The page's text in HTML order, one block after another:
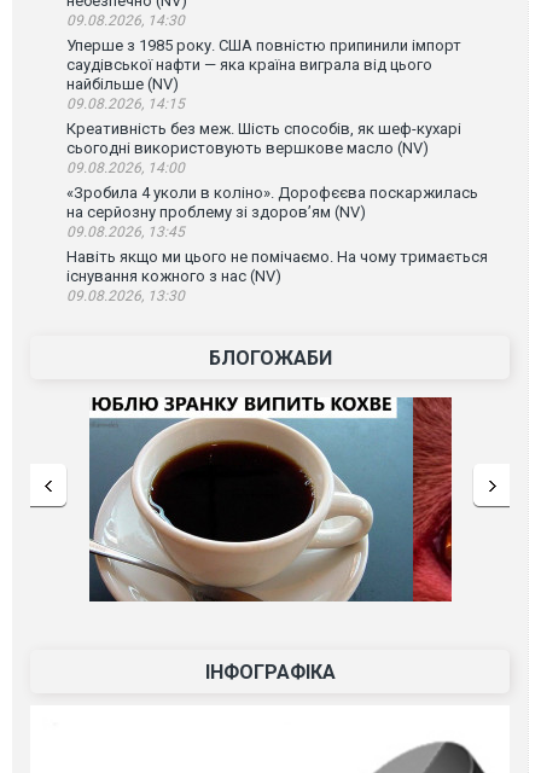
09.08.2026, 14:30
Уперше з 1985 року. США повністю припинили імпорт
саудівської нафти — яка країна виграла від цього
найбільше (NV)
09.08.2026, 14:15
Креативність без меж. Шість способів, як шеф-кухарі
сьогодні використовують вершкове масло (NV)
09.08.2026, 14:00
«Зробила 4 уколи в коліно». Дорофєєва поскаржилась
на серйозну проблему зі здоров’ям (NV)
09.08.2026, 13:45
Навіть якщо ми цього не помічаємо. На чому тримається
існування кожного з нас (NV)
09.08.2026, 13:30
БЛОГОЖАБИ
ІНФОГРАФІКА